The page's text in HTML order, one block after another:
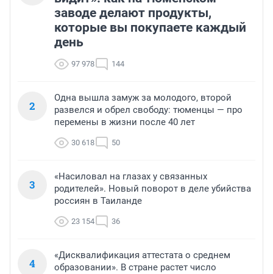
заводе делают продукты,
которые вы покупаете каждый
день
97 978 144
2
Одна вышла замуж за молодого, второй
развелся и обрел свободу: тюменцы — про
перемены в жизни после 40 лет
30 618 50
3
«Насиловал на глазах у связанных
родителей». Новый поворот в деле убийства
россиян в Таиланде
23 154 36
4
«Дисквалификация аттестата о среднем
образовании». В стране растет число